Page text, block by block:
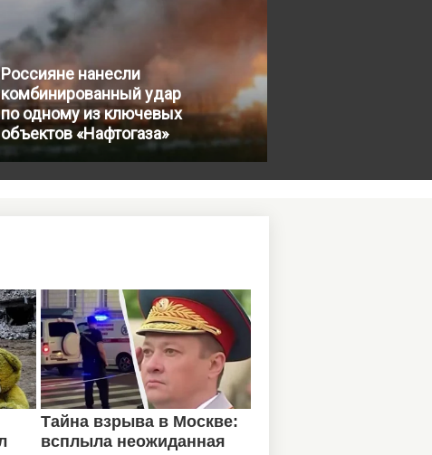
Россияне нанесли
комбинированный удар
по одному из ключевых
объектов «Нафтогаза»